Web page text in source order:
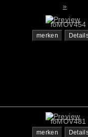
»
foMOV454
merken
foMOV481
merken